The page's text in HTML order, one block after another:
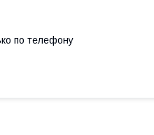
по телефону